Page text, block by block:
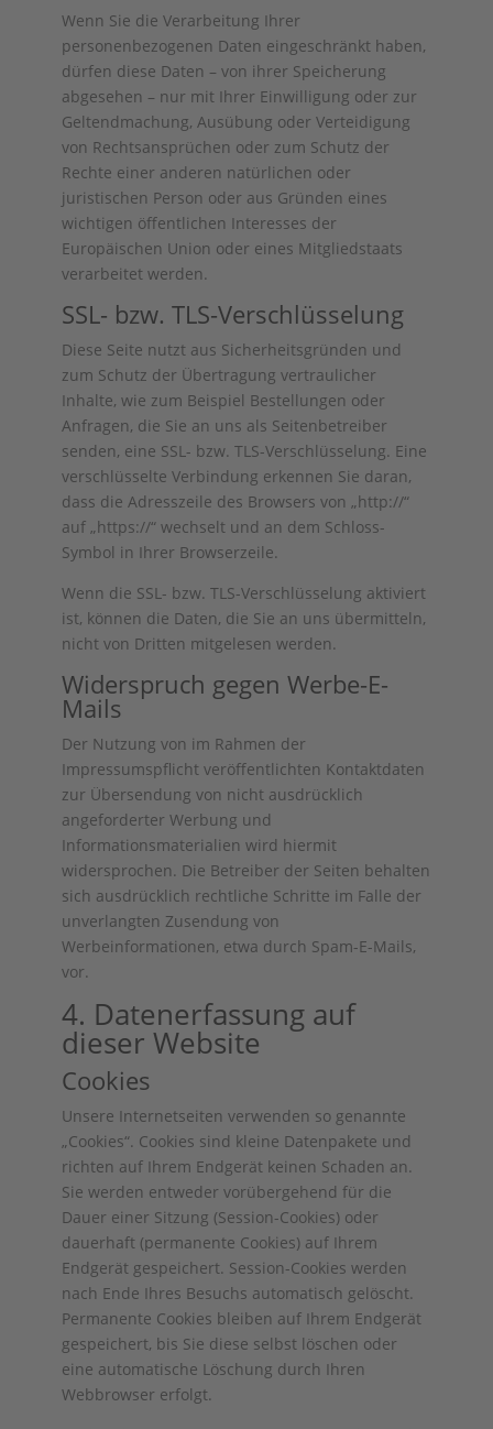
Wenn Sie die Verarbeitung Ihrer
personenbezogenen Daten eingeschränkt haben,
dürfen diese Daten – von ihrer Speicherung
abgesehen – nur mit Ihrer Einwilligung oder zur
Geltendmachung, Ausübung oder Verteidigung
von Rechtsansprüchen oder zum Schutz der
Rechte einer anderen natürlichen oder
juristischen Person oder aus Gründen eines
wichtigen öffentlichen Interesses der
Europäischen Union oder eines Mitgliedstaats
verarbeitet werden.
SSL- bzw. TLS-Verschlüsselung
Diese Seite nutzt aus Sicherheitsgründen und
zum Schutz der Übertragung vertraulicher
Inhalte, wie zum Beispiel Bestellungen oder
Anfragen, die Sie an uns als Seitenbetreiber
senden, eine SSL- bzw. TLS-Verschlüsselung. Eine
verschlüsselte Verbindung erkennen Sie daran,
dass die Adresszeile des Browsers von „http://“
auf „https://“ wechselt und an dem Schloss-
Symbol in Ihrer Browserzeile.
Wenn die SSL- bzw. TLS-Verschlüsselung aktiviert
ist, können die Daten, die Sie an uns übermitteln,
nicht von Dritten mitgelesen werden.
Widerspruch gegen Werbe-E-
Mails
Der Nutzung von im Rahmen der
Impressumspflicht veröffentlichten Kontaktdaten
zur Übersendung von nicht ausdrücklich
angeforderter Werbung und
Informationsmaterialien wird hiermit
widersprochen. Die Betreiber der Seiten behalten
sich ausdrücklich rechtliche Schritte im Falle der
unverlangten Zusendung von
Werbeinformationen, etwa durch Spam-E-Mails,
vor.
4. Datenerfassung auf
dieser Website
Cookies
Unsere Internetseiten verwenden so genannte
„Cookies“. Cookies sind kleine Datenpakete und
richten auf Ihrem Endgerät keinen Schaden an.
Sie werden entweder vorübergehend für die
Dauer einer Sitzung (Session-Cookies) oder
dauerhaft (permanente Cookies) auf Ihrem
Endgerät gespeichert. Session-Cookies werden
nach Ende Ihres Besuchs automatisch gelöscht.
Permanente Cookies bleiben auf Ihrem Endgerät
gespeichert, bis Sie diese selbst löschen oder
eine automatische Löschung durch Ihren
Webbrowser erfolgt.